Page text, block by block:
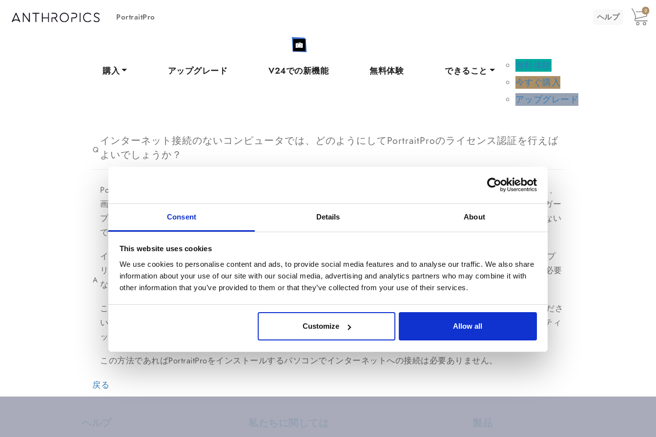
Consent Details About
This website uses cookies
We use cookies to personalise content and ads, to provide social media features and to analyse our traffic. We also share
information about your use of our site with our social media, advertising and analytics partners who may combine it with
other information that you’ve provided to them or that they’ve collected from your use of their services.
Customize Allow all
PortraitPro ヘルプ
9
購入 アップグレード V24での新機能 無料体験 できること
無料体験
今すぐ購入
アップグレード
Q
インターネット接続のないコンピュータでは、どのようにしてPortraitProのライセンス認証を行えば
よいでしょうか？
A
PortraitProの製品版を初回に起動すると、ライセンス認証を求められます。その際に「手動ライセンス認証」を選択し、
画面に表示される「システム・フィンガープリント」をメモしてください。パソコンによってこのシステム・フィンガー
プリントは異なります。ライセンス認証を行いたいパソコンのシステム・フィンガープリントを使用することを忘れない
でください。
インターネットに接続されている別のパソコンから、
へ進み、先ほどのシステム・フィンガープ
リントとEメールで送られているライセンス認証トークンを入力してください。そしてPortraitProのライセンス認証に必要
な「キー」が含まれているファイルをダウンロードすることができます。
このキーをUSBメモリースティックなどにコピーし、実際にPortraitProをライセンス認証させたいパソコンに移してくださ
い。 手動ライセンス認証ダイアログにある「ファイルからキーを読み込む」のボタンをクリックし、USBメモリースティ
ックよりキーの含まれた先ほどのファイルを開いてください。
この方法であればPortraitProをインストールするパソコンでインターネットへの接続は必要ありません。
戻る